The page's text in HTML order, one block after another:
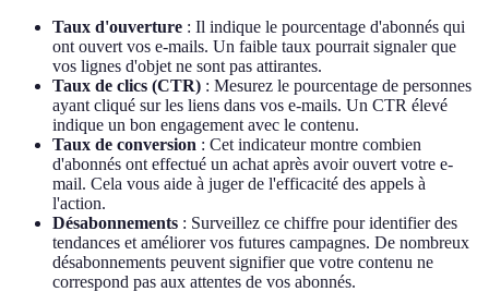
Taux d'ouverture : Il indique le pourcentage d'abonnés qui
ont ouvert vos e-mails. Un faible taux pourrait signaler que
vos lignes d'objet ne sont pas attirantes.
Taux de clics (CTR) : Mesurez le pourcentage de personnes
ayant cliqué sur les liens dans vos e-mails. Un CTR élevé
indique un bon engagement avec le contenu.
Taux de conversion : Cet indicateur montre combien
d'abonnés ont effectué un achat après avoir ouvert votre e-
mail. Cela vous aide à juger de l'efficacité des appels à
l'action.
Désabonnements : Surveillez ce chiffre pour identifier des
tendances et améliorer vos futures campagnes. De nombreux
désabonnements peuvent signifier que votre contenu ne
correspond pas aux attentes de vos abonnés.